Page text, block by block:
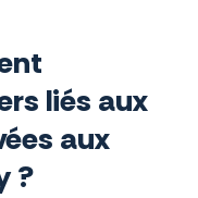
liés aux
aux
?